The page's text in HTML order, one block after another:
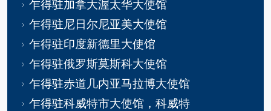
乍得驻加拿大渥太华大使馆
乍得驻尼日尔尼亚美大使馆
乍得驻印度新德里大使馆
乍得驻俄罗斯莫斯科大使馆
乍得驻赤道几内亚马拉博大使馆
乍得驻科威特市大使馆，科威特